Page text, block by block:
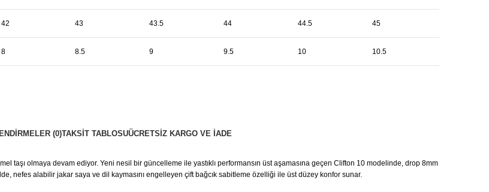
42 43 43.5 44 44.5 45
8 8.5 9 9.5 10 10.5
(0)TAKSIT TABLOSUÜCRETSIZ KARGO VE İADE
taşı olmaya devam ediyor. Yeni nesil bir güncelleme ile yastıklı performansın üst aşamasına geçen Clifton 10 modelinde, drop 8mm
nefes alabilir jakar saya ve dil kaymasını engelleyen çift bağcık sabitleme özelliği ile üst düzey konfor sunar.